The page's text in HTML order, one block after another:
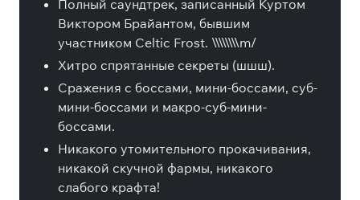
Полный саундтрек, записанный Куртом
Виктором Брайантом, бывшим
участником Celtic Frost. \\\\\\\\m/
Хитро спрятанные секреты (шшш).
Сражения с боссами, мини-боссами, суб-
мини-боссами и макро-суб-мини-
боссами.
Никакого утомительного прокачивания,
никакой скучной фармы, никакого
слабого крафта!